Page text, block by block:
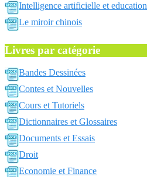
Intelligence artificielle et education
Le miroir chinois
Livres par catégorie
Bandes Dessinées
Contes et Nouvelles
Cours et Tutoriels
Dictionnaires et Glossaires
Documents et Essais
Droit
Economie et Finance